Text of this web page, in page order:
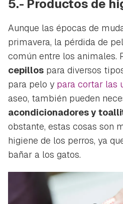
iniciar sesión con tu cuenta
INICIAR SESIÓN
5.- Productos de
Aunque las épocas de
primavera, la pérdida de
común entre los animales.
cepillos para diversos
para pelo y para cortar las
aseo, también pueden
acondicionadores y
obstante, estas cosas son
higiene de los perros, ya
bañar a los gatos.